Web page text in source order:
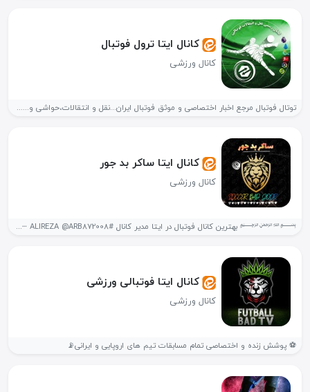
کانال ایتا ترول فوتبال
کانال ورزشی
توتال فوتبال مرجع اخبار اختصاصی و موثق فوتبال ایران...نقل و انتقالات،حواشی و......
کانال ایتا ساکر بد جور
کانال ورزشی
﷽ بهترین کانال فوتبال در ایتا مدیر کانال #ALIREZA @ARB872008 ┄•⟞⟝•┄ آیدی...
کانال ایتا فوتبالی ورزشی
کانال ورزشی
⚽ پوشش زنده و اختصاصی تمام مسابقات تیم های اروپایی و ایرانی📡